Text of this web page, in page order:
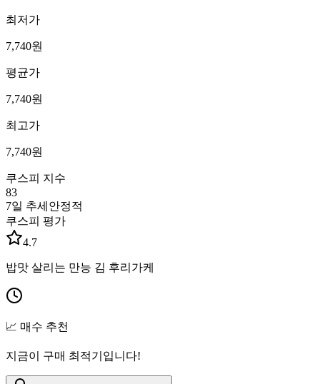
최저가
7,740원
평균가
7,740원
최고가
7,740원
쿠스피 지수
83
7일 추세 안정적
쿠스피 평가
4.7
밥맛 살리는 만능 김 후리가케
📈 매수 추천
지금이 구매 최적기입니다!